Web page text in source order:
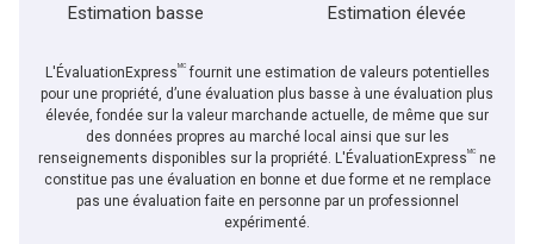
Estimation basse Estimation élevée
L'ÉvaluationExpressMCfournit une estimation de valeurs potentielles
pour une propriété, d’une évaluation plus basse à une évaluation plus
élevée, fondée sur la valeur marchande actuelle, de même que sur
des données propres au marché local ainsi que sur les
renseignements disponibles sur la propriété. L'ÉvaluationExpressMC ne
constitue pas une évaluation en bonne et due forme et ne remplace
pas une évaluation faite en personne par un professionnel
expérimenté.